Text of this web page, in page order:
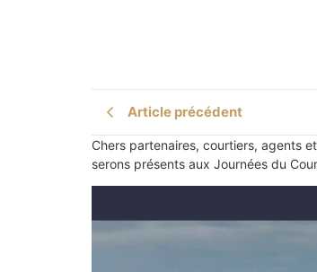
Article précédent
Chers partenaires, courtiers, agents
serons présents aux Journées du